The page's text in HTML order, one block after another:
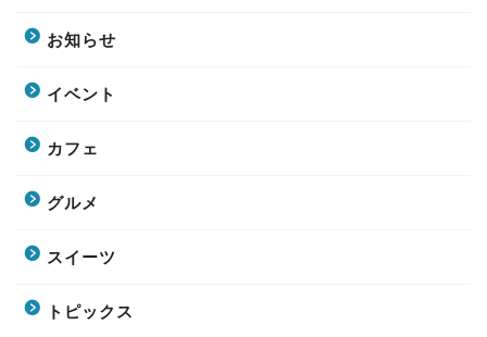
お知らせ
イベント
カフェ
グルメ
スイーツ
トピックス